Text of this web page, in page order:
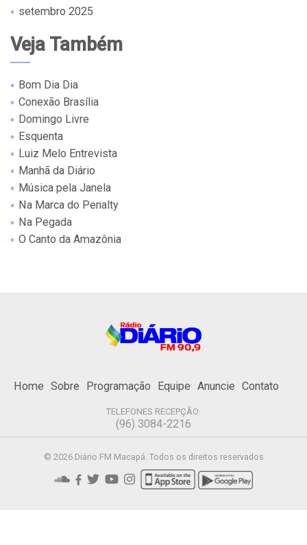
setembro 2025
Veja Também
Bom Dia Dia
Conexão Brasília
Domingo Livre
Esquenta
Luiz Melo Entrevista
Manhã da Diário
Música pela Janela
Na Marca do Penalty
Na Pegada
O Canto da Amazônia
Home Sobre Programação Equipe Anuncie Contato
TELEFONES RECEPÇÃO:
(96) 3084-2216
© 2026 Diário FM Macapá. Todos os direitos reservados